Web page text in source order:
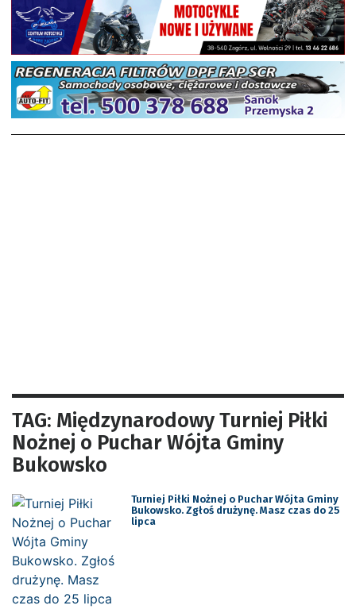
TAG: Międzynarodowy Turniej Piłki
Nożnej o Puchar Wójta Gminy
Bukowsko
Turniej Piłki Nożnej o Puchar Wójta Gminy
Bukowsko. Zgłoś drużynę. Masz czas do 25
lipca